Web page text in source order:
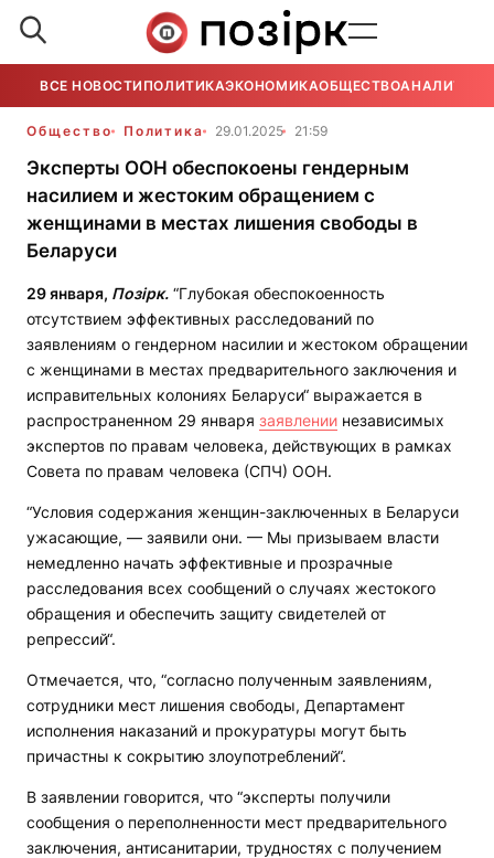
ВСЕ НОВОСТИ ПОЛИТИКАЭКОНОМИКАОБЩЕСТВОАНАЛИТИКА
Общество Политика 29.01.2025 21:59
Эксперты ООН обеспокоены гендерным
насилием и жестоким обращением с
женщинами в местах лишения свободы в
Беларуси
29 января, Позірк. “Глубокая обеспокоенность
отсутствием эффективных расследований по
заявлениям о гендерном насилии и жестоком обращении
с женщинами в местах предварительного заключения и
исправительных колониях Беларуси“ выражается в
распространенном 29 января заявлении независимых
экспертов по правам человека, действующих в рамках
Совета по правам человека (СПЧ) ООН.
“Условия содержания женщин-заключенных в Беларуси
ужасающие, — заявили они. — Мы призываем власти
немедленно начать эффективные и прозрачные
расследования всех сообщений о случаях жестокого
обращения и обеспечить защиту свидетелей от
репрессий“.
Отмечается, что, “согласно полученным заявлениям,
сотрудники мест лишения свободы, Департамент
исполнения наказаний и прокуратуры могут быть
причастны к сокрытию злоупотреблений“.
В заявлении говорится, что “эксперты получили
сообщения о переполненности мест предварительного
заключения, антисанитарии, трудностях с получением